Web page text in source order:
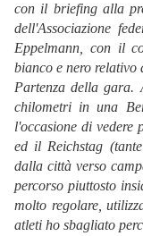
con il briefing alla
dell'Associazione
Eppelmann, con il
bianco e nero
Partenza della
chilometri in una
l'occasione di
ed il Reichstag
dalla città verso
percorso piuttosto
molto regolare,
atleti ho sbagliato